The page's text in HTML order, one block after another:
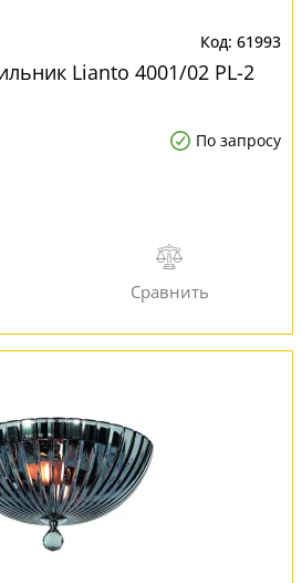
61993
Lianto 4001/02 PL-2
По запросу